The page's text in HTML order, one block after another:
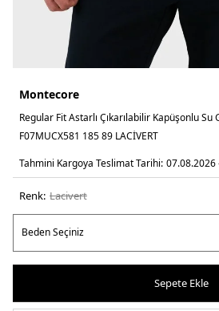
Montecore
Regular Fit Astarlı Çıkarılabilir Kapüşonlu
F07MUCX581 185 89 LACİVERT
Tahmini Kargoya Teslimat Tarihi: 07.08.2026
Renk: laci̇vert
Sepete Ekle